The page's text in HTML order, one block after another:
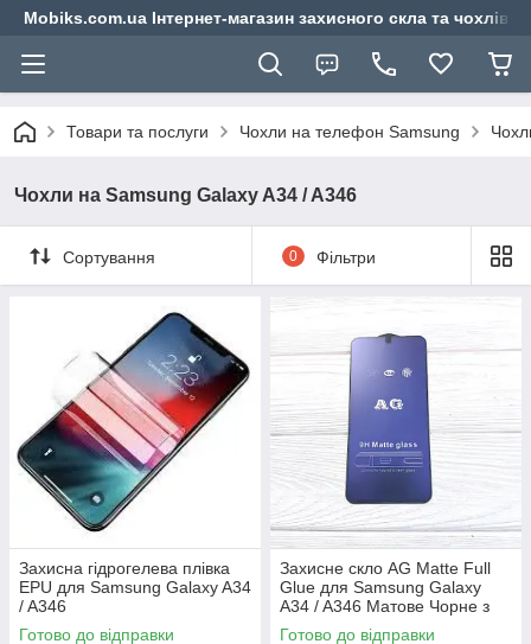
Mobiks.com.ua Інтернет-магазин захисного скла та чохлів
Товари та послуги Чохли на телефон Samsung
Чохли на Samsung Galaxy A34 / A346
Сортування 0 Фільтри
Захисна гідрогелева плівка
EPU для Samsung Galaxy A34
/ A346
Готово до відправки
Захисне скло AG Matte Full
Glue для Samsung Galaxy
A34 / A346 Матове Чорне з
синім відтінком
Готово до відправки